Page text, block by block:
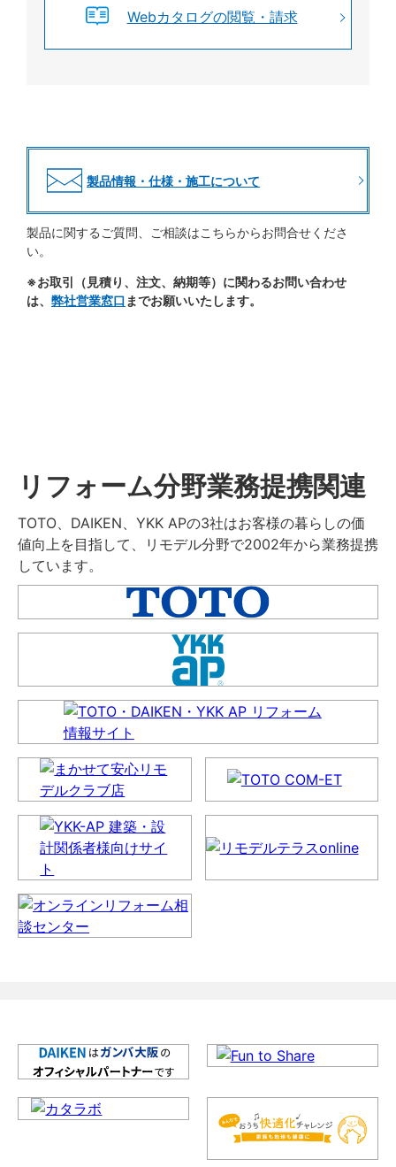
Webカタログの閲覧・請求
製品情報・仕様・施工について
製品に関するご質問、ご相談はこちらからお問合せくださ
い。
※お取引（見積り、注文、納期等）に関わるお問い合わせ
は、 弊社営業窓口 までお願いいたします。
リフォーム分野業務提携関連
TOTO、DAIKEN、YKK APの3社はお客様の暮らしの価
値向上を目指して、リモデル分野で2002年から業務提携
しています。